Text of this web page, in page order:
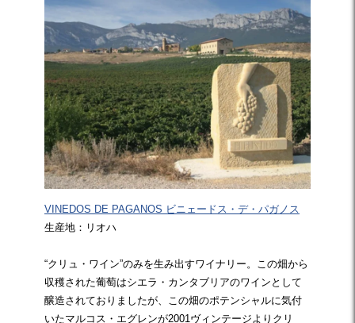
VINEDOS DE PAGANOS ビニェードス・デ・パガノス
生産地：リオハ
“クリュ・ワイン”のみを生み出すワイナリー。この畑から
収穫された葡萄はシエラ・カンタブリアのワインとして
醸造されておりましたが、この畑のポテンシャルに気付
いたマルコス・エグレンが2001ヴィンテージよりクリ